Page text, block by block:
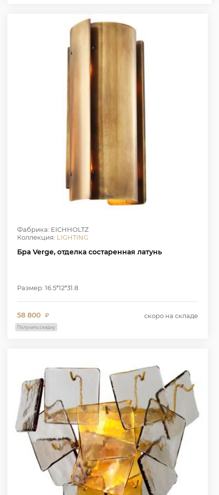
Фабрика: EICHHOLTZ
Коллекция: LIGHTING
Бра Verge, отделка состаренная латунь
Размер: 16.5*12*31.8
58 800 ₽ скоро на складе
Получить скидку